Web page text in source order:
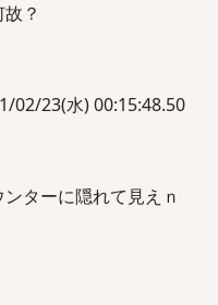
？
02/23(水) 00:15:48.50
ターに隠れて見えｎ